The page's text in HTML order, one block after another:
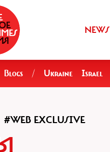
NEWS
Blogs / Ukraine Israel
#WEB EXCLUSIVE